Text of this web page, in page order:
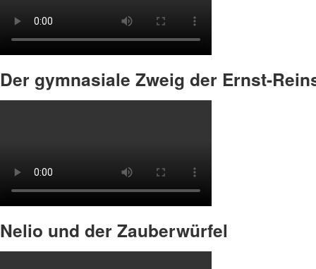
Der gymnasiale Zweig der Ernst-
Nelio und der Zauberwürfel